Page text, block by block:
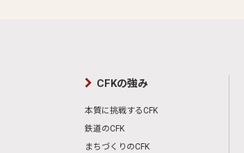
CFKの強み
本質に挑戦するCFK
鉄道のCFK
まちづくりのCFK